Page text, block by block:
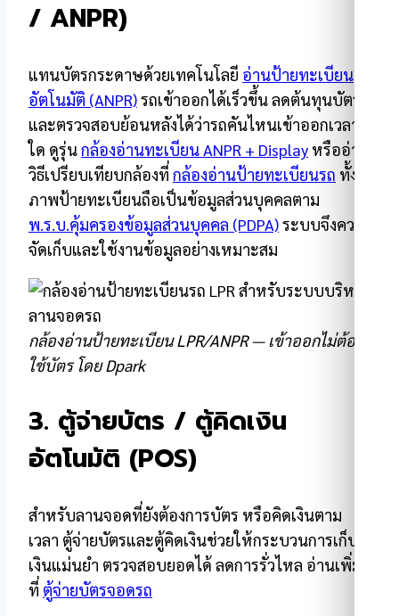
/ ANPR)
แทนบัตรกระดาษด้วยเทคโนโลยี อ่านป้ายทะเบียน
อัตโนมัติ (ANPR)รถเข้าออกได้เร็วขึ้น ลดต้นทุนบัตร
และตรวจสอบย้อนหลังได้ว่ารถคันไหนเข้าออกเวลา
ใด ดูรุ่นกล้องอ่านทะเบียน ANPR + Display หรืออ่าน
วิธีเปรียบเทียบกล้องที่ กล้องอ่านป้ายทะเบียนรถ ทั้งนี้
ภาพป้ายทะเบียนถือเป็นข้อมูลส่วนบุคคลตาม
พ.ร.บ.คุ้มครองข้อมูลส่วนบุคคล (PDPA)ระบบจึงควร
จัดเก็บและใช้งานข้อมูลอย่างเหมาะสม
กล้องอ่านป้ายทะเบียน LPR/ANPR — เข้าออกไม่ต้อง
ใช้บัตร โดย Dpark
3. ตู้จ่ายบัตร / ตู้คิดเงิน
อัตโนมัติ (POS)
สำหรับลานจอดที่ยังต้องการบัตร หรือคิดเงินตาม
เวลา ตู้จ่ายบัตรและตู้คิดเงินช่วยให้กระบวนการเก็บ
เงินแม่นยำ ตรวจสอบยอดได้ ลดการรั่วไหล อ่านเพิ่ม
ที่ ตู้จ่ายบัตรจอดรถ